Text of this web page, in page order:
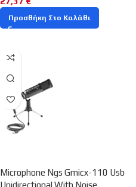
Προσθήκη Στο Καλάθι
Microphone Ngs Gmicx-110 Usb
Unidirectional With Noise